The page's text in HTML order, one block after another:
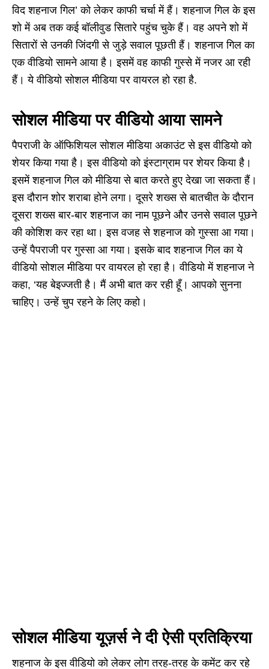
विद शहनाज गिल’ को लेकर काफी चर्चा में हैं। शहनाज गिल के इस
शो में अब तक कई बॉलीवुड सितारे पहुंच चुके हैं। वह अपने शो में
सितारों से उनकी जिंदगी से जुड़े सवाल पूछती हैं। शहनाज गिल का
एक वीडियो सामने आया है। इसमें वह काफी गुस्से में नजर आ रही
हैं। ये वीडियो सोशल मीडिया पर वायरल हो रहा है.
सोशल मीडिया पर वीडियो आया सामने
पैपराजी के ऑफिशियल सोशल मीडिया अकाउंट से इस वीडियो को
शेयर किया गया है। इस वीडियो को इंस्टाग्राम पर शेयर किया है।
इसमें शहनाज गिल को मीडिया से बात करते हुए देखा जा सकता हैं।
इस दौरान शोर शराबा होने लगा। दूसरे शख्स से बातचीत के दौरान
दूसरा शख्स बार-बार शहनाज का नाम पूछने और उनसे सवाल पूछने
की कोशिश कर रहा था। इस वजह से शहनाज को गुस्सा आ गया।
उन्हें पैपराजी पर गुस्सा आ गया। इसके बाद शहनाज गिल का ये
वीडियो सोशल मीडिया पर वायरल हो रहा है। वीडियो में शहनाज ने
कहा, ‘यह बेइज्जती है। मैं अभी बात कर रही हूँ। आपको सुनना
चाहिए। उन्हें चुप रहने के लिए कहो।
सोशल मीडिया यूज़र्स ने दी ऐसी प्रतिक्रिया
शहनाज के इस वीडियो को लेकर लोग तरह-तरह के कमेंट कर रहे